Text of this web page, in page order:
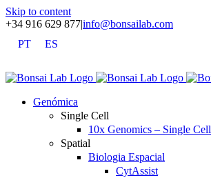
Skip to content
+34 916 629 877|info@bonsailab.com
PT
ES
Genómica
Single Cell
10x Genomics – Single Cell
Spatial
Biologia Espacial
CytAssist